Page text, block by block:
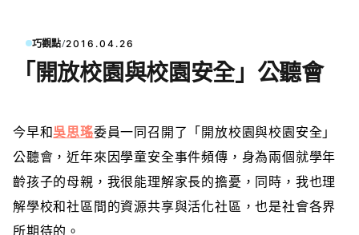
巧觀點/2016.04.26
「開放校園與校園安全」公聽會
今早和吳思瑤委員一同召開了「開放校園與校園安全」
公聽會，近年來因學童安全事件頻傳，身為兩個就學年
齡孩子的母親，我很能理解家長的擔憂，同時，我也理
解學校和社區間的資源共享與活化社區，也是社會各界
所期待的。